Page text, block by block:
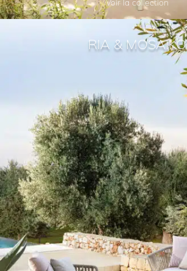
Voir la collection
RIA & MOSAIKO